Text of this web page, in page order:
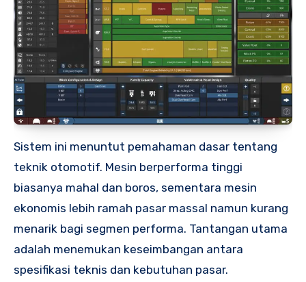
Sistem ini menuntut pemahaman dasar tentang
teknik otomotif. Mesin berperforma tinggi
biasanya mahal dan boros, sementara mesin
ekonomis lebih ramah pasar massal namun kurang
menarik bagi segmen performa. Tantangan utama
adalah menemukan keseimbangan antara
spesifikasi teknis dan kebutuhan pasar.